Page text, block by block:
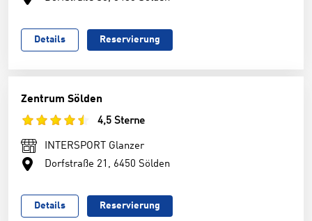
Details Reservierung
Zentrum Sölden
4,5 Sterne
INTERSPORT Glanzer
Dorfstraße 21, 6450 Sölden
Details Reservierung